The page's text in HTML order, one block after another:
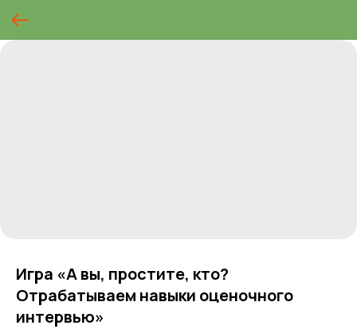
Игра «А вы, простите, кто?
Отрабатываем навыки оценочного
интервью»